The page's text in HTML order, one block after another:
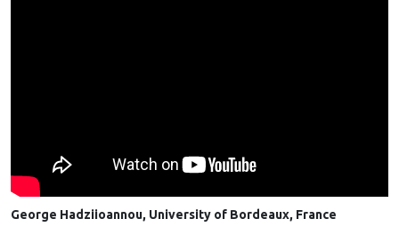
George Hadziioannou, University of Bordeaux, France